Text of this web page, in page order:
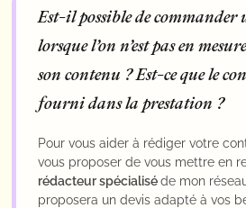
Est-il possible de commander
lorsque l’on n’est pas en
son contenu ? Est-ce que le
fourni dans la prestation ?
Pour vous aider à rédiger votre
vous proposer de vous mettre en
rédacteur spécialiséde mon
proposera un devis adapté à vos